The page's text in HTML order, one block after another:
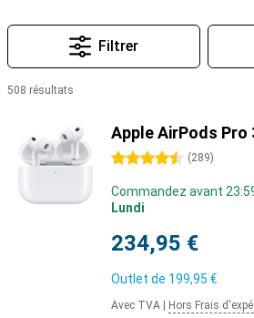
Filtrer
508 résultats
Apple AirPods Pro
4.5 étoiles (289)
Commandez avant
Lundi
234,95 €
Outlet de 199,95 €
Avec TVA Hors Frais